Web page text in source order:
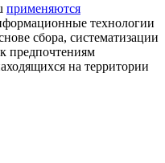
применяются
технологии
сбора, систематизации
предпочтениям
на территории